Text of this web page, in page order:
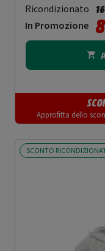
Ricondizionato
In Promozione
Approfitta dello
SCONTO